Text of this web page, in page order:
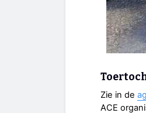
Zie in de
ACE